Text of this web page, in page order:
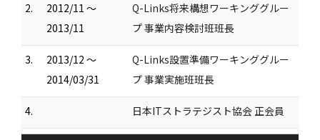
2.
2012/11 ～
2013/11
Q-Links将来構想ワーキンググルー
プ 事業内容検討班班長
3.
2013/12 ～
2014/03/31
Q-Links設置準備ワーキンググルー
プ 事業実施班班長
4. 日本ITストラテジスト協会 正会員